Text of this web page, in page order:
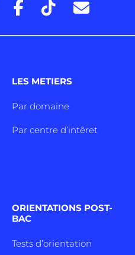
LES METIERS
Par domaine
Par centre d’intêret
ORIENTATIONS POST-
BAC
Tests d’orientation